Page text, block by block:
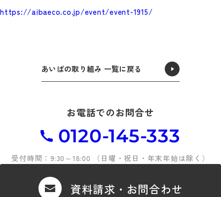
https://aibaeco.co.jp/event/event-1915/
あいばの取り組み 一覧に戻る
お電話でのお問合せ
0120-145-333
受付時間：9:30～18:00 （日曜・祝日・年末年始は除く）
資料請求・お問合わせ